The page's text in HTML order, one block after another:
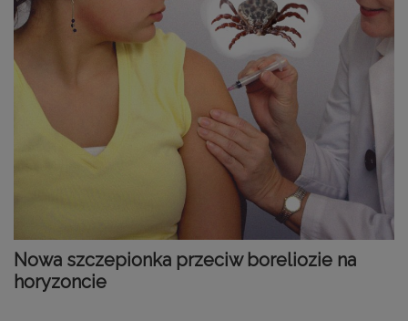
Nowa szczepionka przeciw boreliozie na
horyzoncie